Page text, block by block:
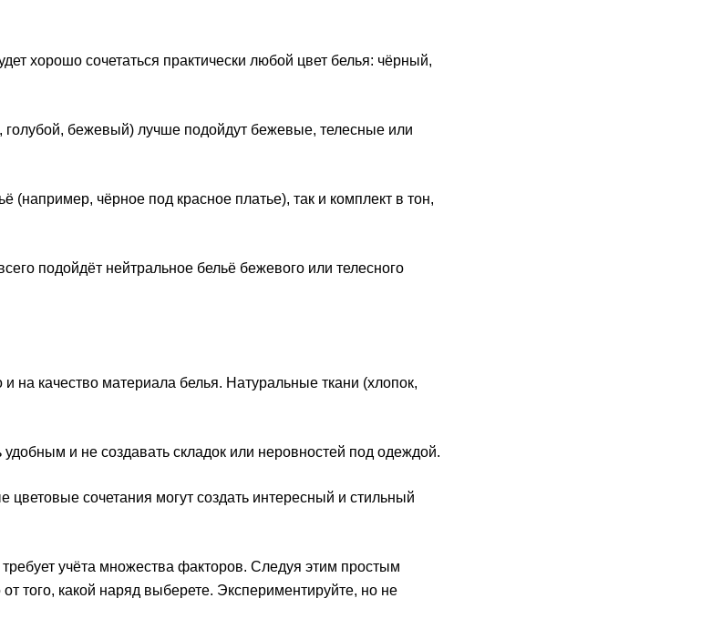
хорошо сочетаться практически любой цвет белья: чёрный,
бежевый) лучше подойдут бежевые, телесные или
(например, чёрное под красное платье), так и комплект в тон,
подойдёт нейтральное бельё бежевого или телесного
на качество материала белья. Натуральные ткани (хлопок,
и не создавать складок или неровностей под одеждой.
сочетания могут создать интересный и стильный
учёта множества факторов. Следуя этим простым
того, какой наряд выберете. Экспериментируйте, но не